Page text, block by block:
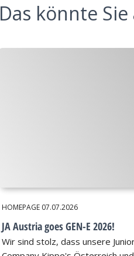
Das könnte
HOMEPAGE 07.07.2026
JA Austria goes GEN-E 2026!
Wir sind stolz, dass unsere